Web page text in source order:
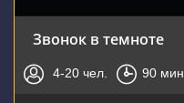
Звонок в темноте
4-20 чел. 90 мин.